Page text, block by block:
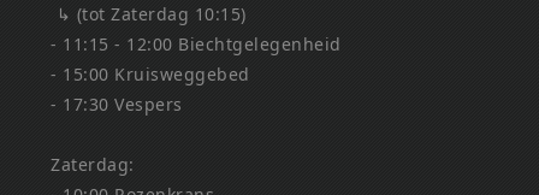
↳ (tot Zaterdag 10:15)
- 11:15 - 12:00 Biechtgelegenheid
- 15:00 Kruisweggebed
- 17:30 Vespers
Zaterdag: